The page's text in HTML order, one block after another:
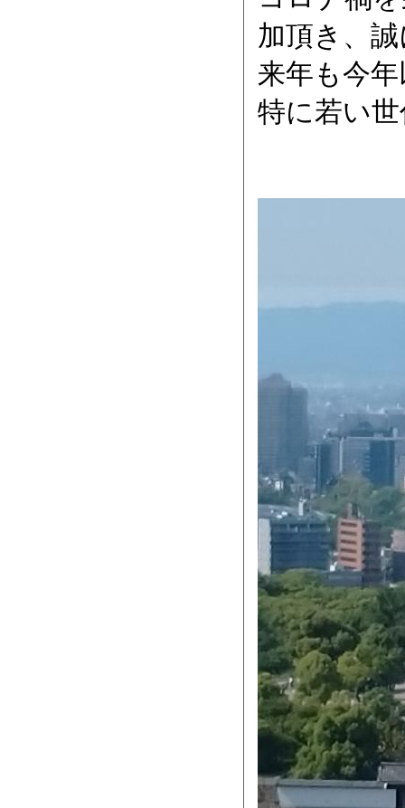
加頂き、
来年も今
特に若い